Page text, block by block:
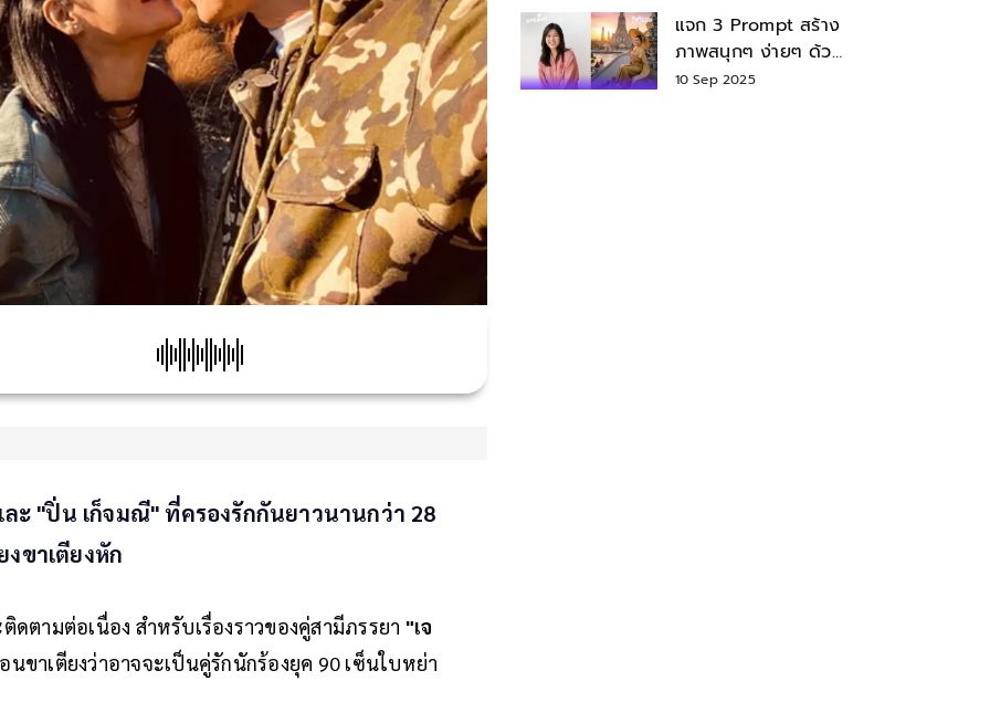
ะ "ปิ่น เก็จมณี" ที่ครองรักกันยาวนานกว่า 28
ขาเตียงหัก
ตามต่อเนื่อง สำหรับเรื่องราวของคู่สามีภรรยา "เจ
นขาเตียงว่าอาจจะเป็นคู่รักนักร้องยุค 90 เซ็นใบหย่า
แจก 3 Prompt สร้าง
ภาพสนุกๆ ง่ายๆ ด้วย
Nano Banana ใน
10 Sep 2025